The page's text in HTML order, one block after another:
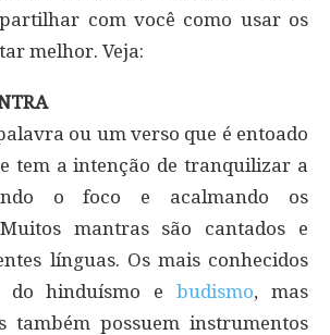
com você como usar os
melhor. Veja:
ou um verso que é entoado
tem a intenção de tranquilizar a
o foco e acalmando os
mantras são cantados e
línguas. Os mais conhecidos
do hinduísmo ebudismo, mas
também possuem instrumentos